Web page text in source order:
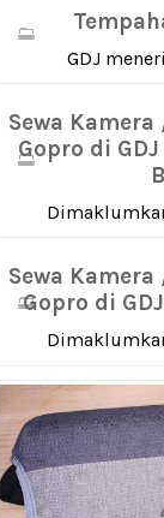
GDJ
Sewa
Gopro di
Sewa
Gopro di